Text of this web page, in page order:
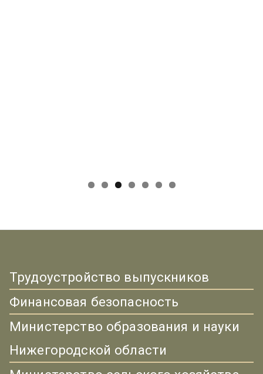
Трудоустройство выпускников
Финансовая безопасность
Министерство образования и науки
Нижегородской области